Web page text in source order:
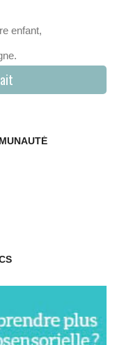
enfant,